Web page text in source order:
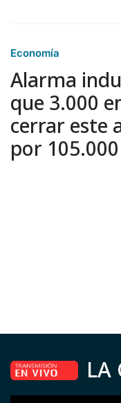
Economía
Alarma
que 3.000
cerrar este
por
LA